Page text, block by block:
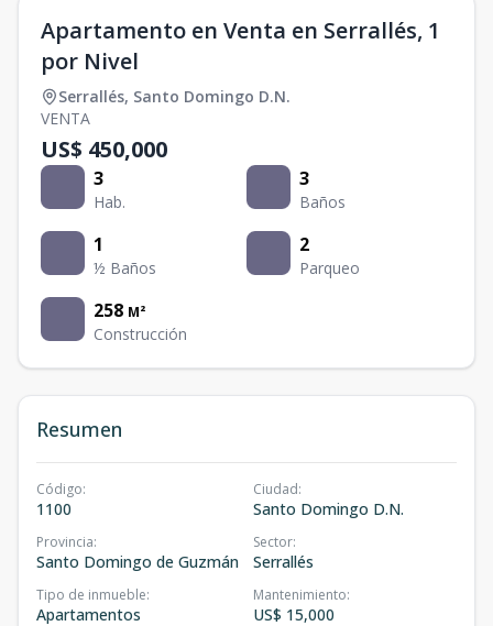
Apartamento en Venta en Serrallés, 1
por Nivel
Serrallés, Santo Domingo D.N.
VENTA
US$ 450,000
3
Hab.
3
Baños
1
½ Baños
2
Parqueo
258 M²
Construcción
Resumen
Código:
1100
Ciudad:
Santo Domingo D.N.
Provincia:
Santo Domingo de Guzmán
Sector:
Serrallés
Tipo de inmueble:
Apartamentos
Mantenimiento:
US$ 15,000